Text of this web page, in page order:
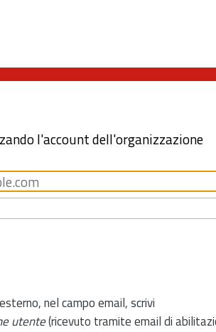
l'account dell'organizzazione
nel campo email, scrivi
utente(ricevuto tramite email di